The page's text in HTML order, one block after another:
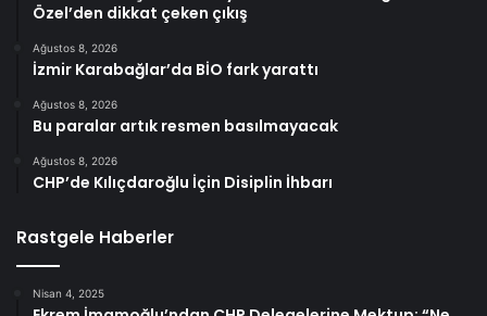
Özel’den dikkat çeken çıkış
Ağustos 8, 2026
İzmir Karabağlar’da BİO fark yarattı
Ağustos 8, 2026
Bu paralar artık resmen basılmayacak
Ağustos 8, 2026
CHP’de Kılıçdaroğlu İçin Disiplin İhbarı
Rastgele Haberler
Nisan 4, 2025